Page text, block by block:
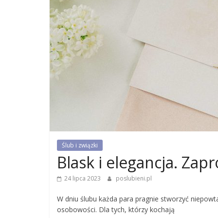
Ślub i związki
Blask i elegancja.
24 lipca 2023 poslubieni.pl
W dniu ślubu każda para pragnie stworzyć
osobowości. Dla tych, którzy kochają